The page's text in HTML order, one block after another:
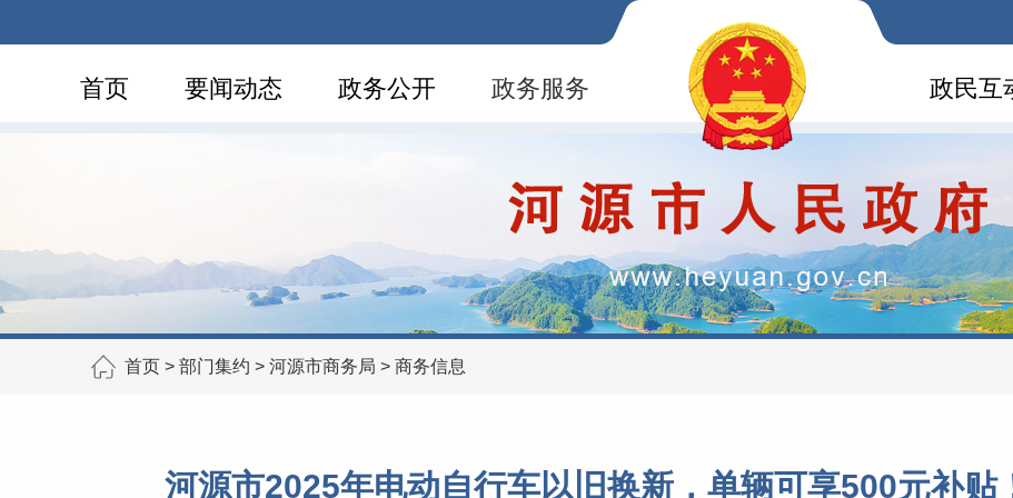
首页 要闻动态 政务公开 政务服务 政民互
首页 > 部门集约 > 河源市商务局 > 商务信息
河源市2025年电动自行车以旧换新，单辆可享500元补贴